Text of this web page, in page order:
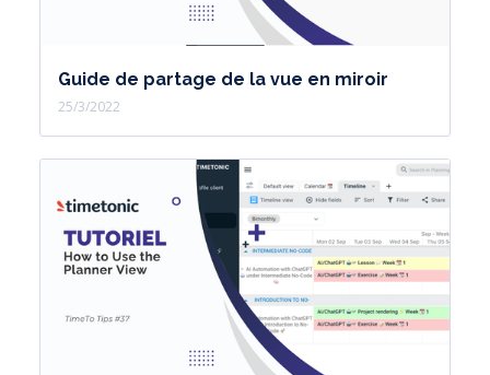
Guide de partage de la vue en miroir
25/3/2022